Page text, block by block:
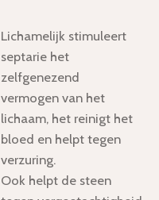
Lichamelijk stimuleert
septarie het
zelfgenezend
vermogen van het
lichaam, het reinigt het
bloed en helpt tegen
verzuring.
Ook helpt de steen